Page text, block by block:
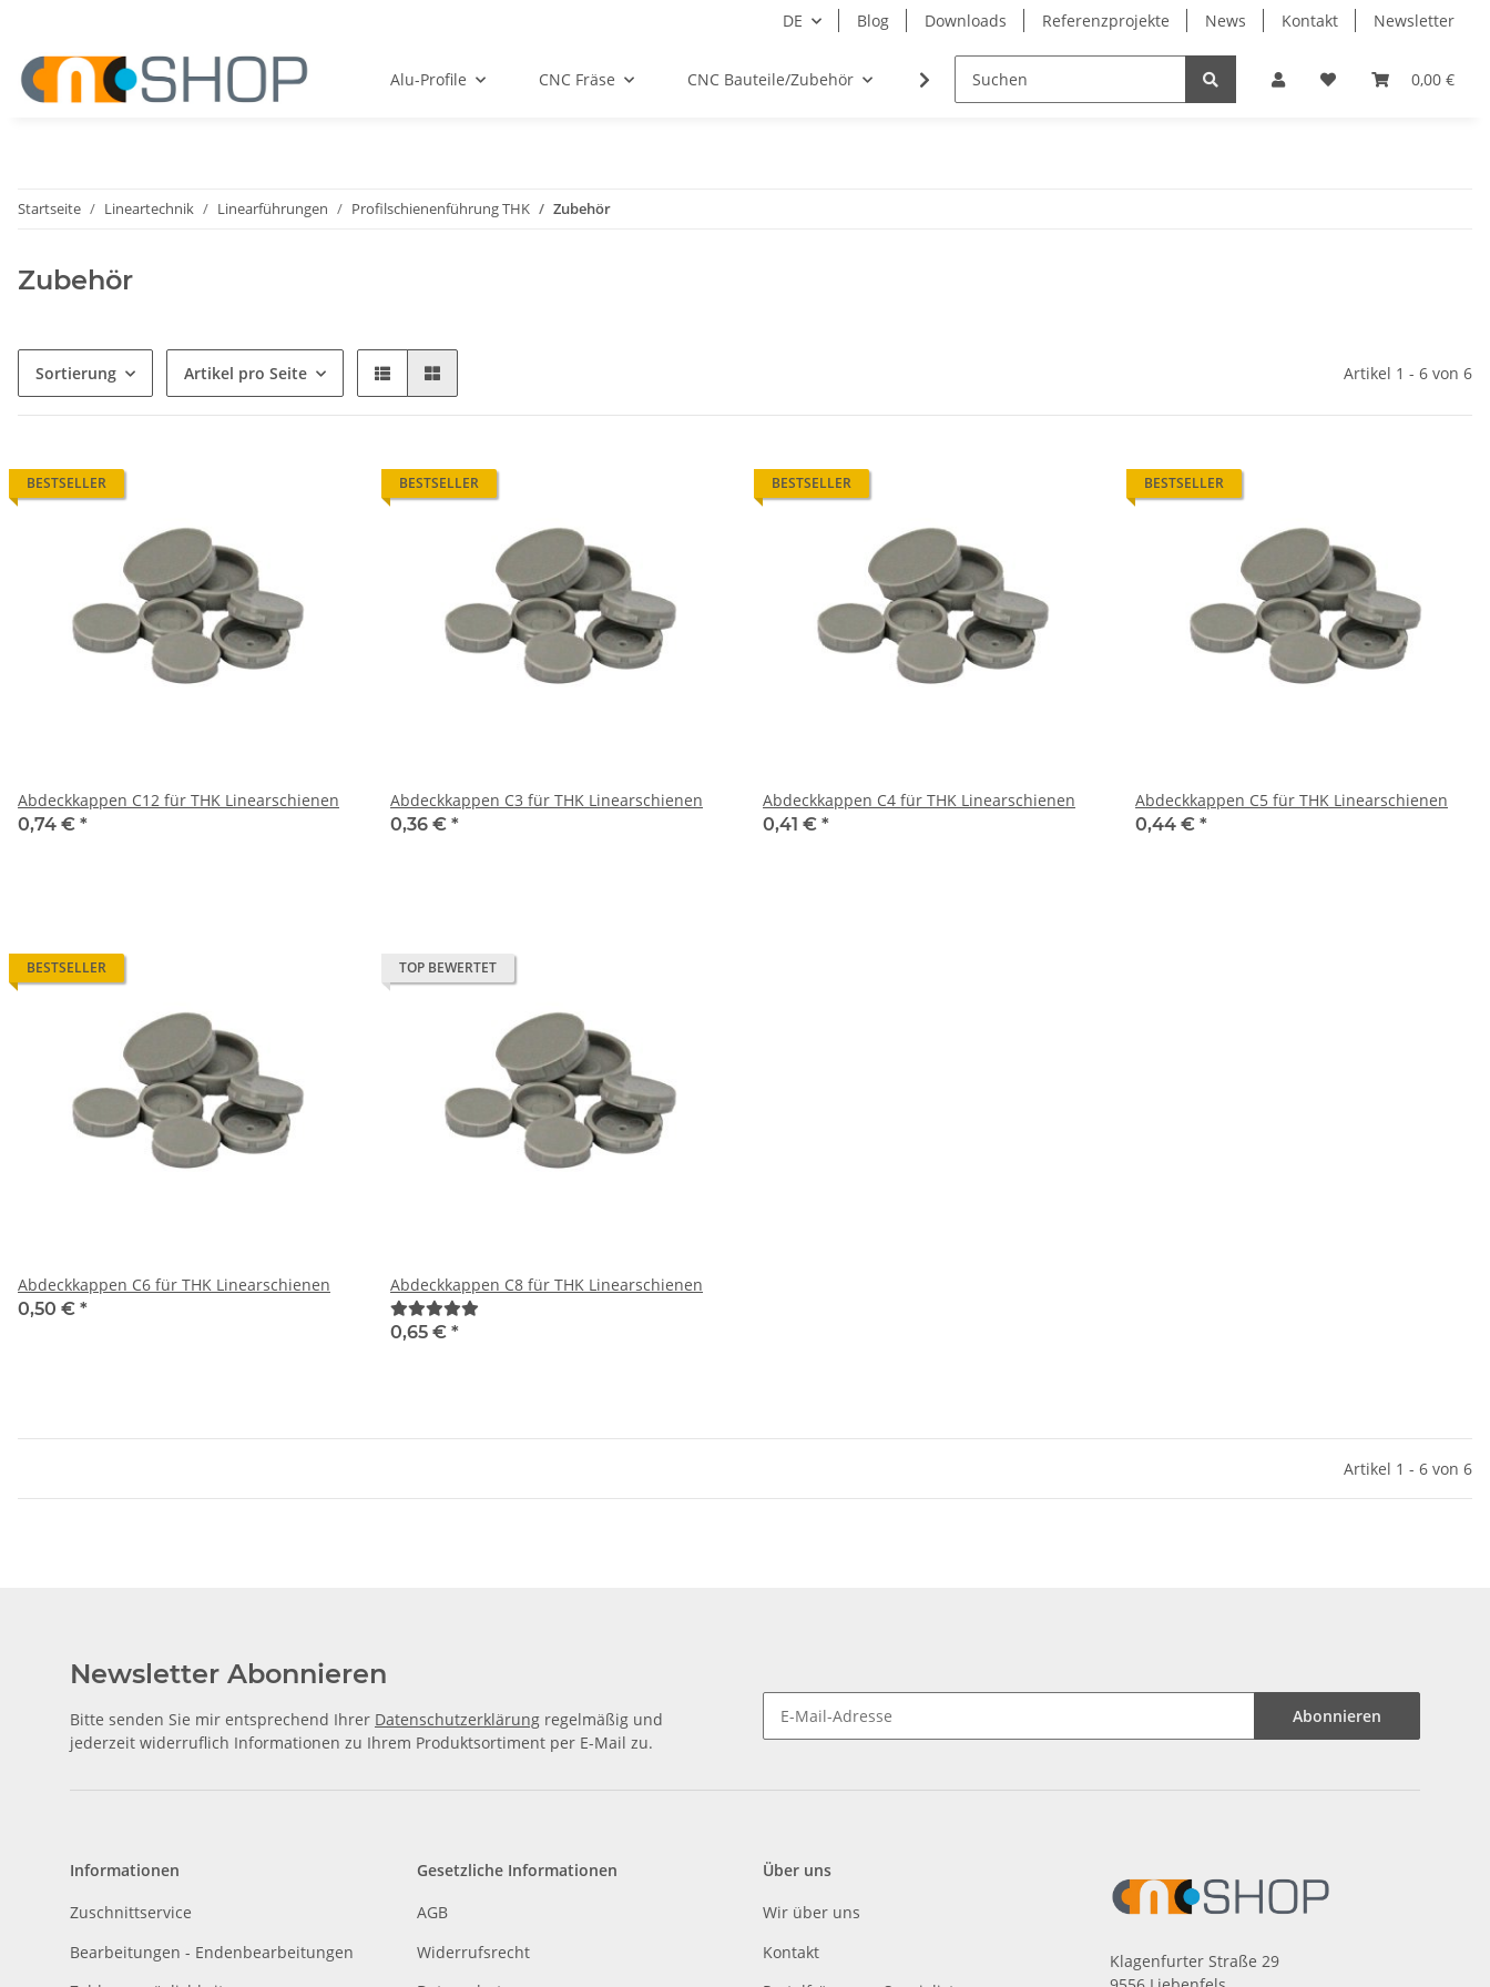
DE Blog Downloads Referenzprojekte News Kontakt Newsletter
0,00 €
Alu-Profile CNC Fräse CNC Bauteile/Zubehör Elektro Lagertechnik Lineartechnik
Startseite Lineartechnik Linearführungen Profilschienenführung THK Zubehör
Zubehör
Sortierung Artikel pro Seite Artikel 1 - 6 von 6
BESTSELLER
Abdeckkappen C12 für THK Linearschienen
0,74 € *
BESTSELLER
Abdeckkappen C3 für THK Linearschienen
0,36 € *
BESTSELLER
Abdeckkappen C4 für THK Linearschienen
0,41 € *
BESTSELLER
Abdeckkappen C5 für THK Linearschienen
0,44 € *
BESTSELLER
Abdeckkappen C6 für THK Linearschienen
0,50 € *
TOP BEWERTET
Abdeckkappen C8 für THK Linearschienen
0,65 € *
Artikel 1 - 6 von 6
Newsletter Abonnieren
Bitte senden Sie mir entsprechend Ihrer Datenschutzerklärung regelmäßig und
jederzeit widerruflich Informationen zu Ihrem Produktsortiment per E-Mail zu.
Abonnieren
Informationen
Zuschnittservice
Bearbeitungen - Endenbearbeitungen
Gesetzliche Informationen
AGB
Widerrufsrecht
Über uns
Wir über uns
Kontakt
Klagenfurter Straße 29